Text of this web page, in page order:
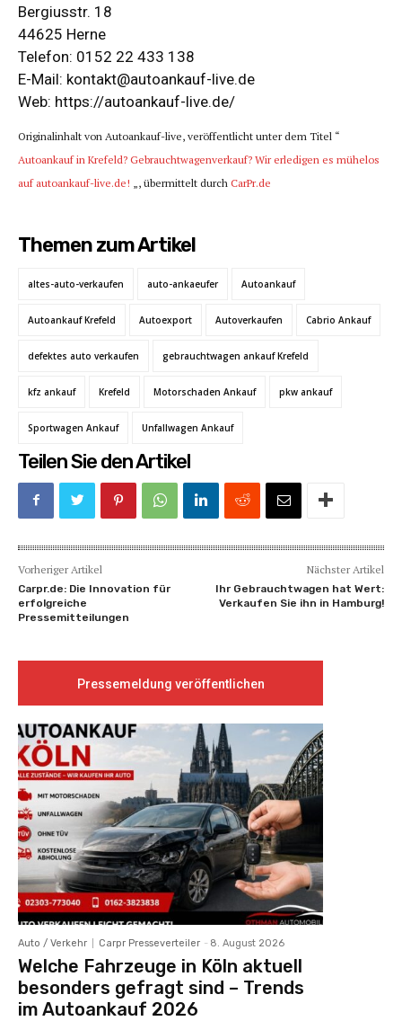
Bergiusstr. 18
44625 Herne
Telefon: 0152 22 433 138
E-Mail: kontakt@autoankauf-live.de
Web: https://autoankauf-live.de/
Originalinhalt von Autoankauf-live, veröffentlicht unter dem Titel “
Autoankauf in Krefeld? Gebrauchtwagenverkauf? Wir erledigen es mühelos
auf autoankauf-live.de! „, übermittelt durch CarPr.de
Themen zum Artikel
altes-auto-verkaufen auto-ankaeufer Autoankauf
Autoankauf Krefeld Autoexport Autoverkaufen Cabrio Ankauf
defektes auto verkaufen gebrauchtwagen ankauf Krefeld
kfz ankauf Krefeld Motorschaden Ankauf pkw ankauf
Sportwagen Ankauf Unfallwagen Ankauf
Teilen Sie den Artikel
Vorheriger Artikel
Carpr.de: Die Innovation für
erfolgreiche
Pressemitteilungen
Nächster Artikel
Ihr Gebrauchtwagen hat Wert:
Verkaufen Sie ihn in Hamburg!
Pressemeldung veröffentlichen
Auto / Verkehr Carpr Presseverteiler - 8. August 2026
Welche Fahrzeuge in Köln aktuell
besonders gefragt sind – Trends
im Autoankauf 2026